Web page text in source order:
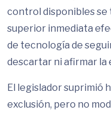
control disponibles se
superior inmediata
de tecnología de
descartar ni afirmar la
El legislador suprimió
exclusión, pero no